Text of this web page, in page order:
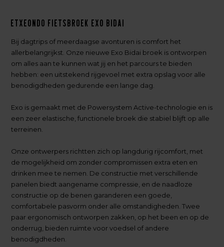
Etxeondo Fietsbroek EXO Bidai
Bij dagtrips of meerdaagse avonturen is comfort het
allerbelangrijkst. Onze nieuwe Exo Bidai broek is ontworpen
om alles aan te kunnen wat jij en het parcours te bieden
hebben: een uitstekend rijgevoel met extra opslag voor alle
benodigdheden gedurende een lange dag.
Exo is gemaakt met de Powersystem Active-technologie en is
een zeer elastische, functionele broek die stabiel blijft op alle
terreinen.
Onze ontwerpers richtten zich op langdurig rijcomfort, met
de mogelijkheid om zonder compromissen extra eten en
drinken mee te nemen. De constructie met verschillende
panelen biedt aangename compressie, en de naadloze
constructie op de benen garanderen een goede,
comfortabele pasvorm onder alle omstandigheden. Twee
paar ergonomisch ontworpen zakken, op het been en op de
onderrug, bieden ruimte voor voedsel of andere
benodigdheden.